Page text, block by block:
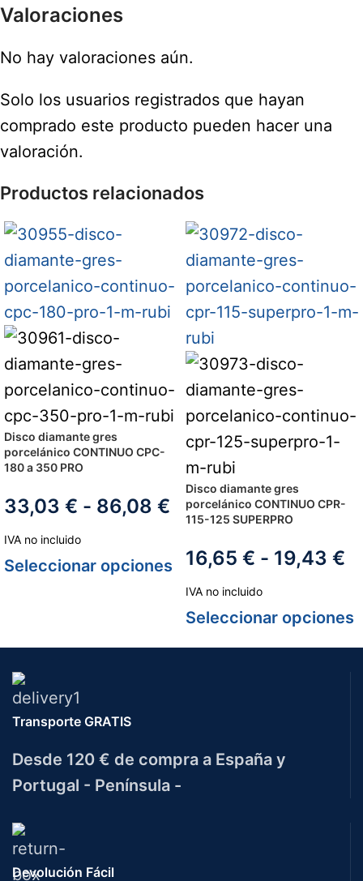
Valoraciones
No hay valoraciones aún.
Solo los usuarios registrados que hayan
comprado este producto pueden hacer una
valoración.
Productos relacionados
Disco diamante gres
porcelánico CONTINUO CPC-
180 a 350 PRO
33,03 € - 86,08 €
IVA no incluido
Seleccionar opciones
Disco diamante gres
porcelánico CONTINUO CPR-
115-125 SUPERPRO
16,65 € - 19,43 €
IVA no incluido
Seleccionar opciones
Transporte GRATIS
Desde 120 € de compra a España y
Portugal - Península -
Devolución Fácil